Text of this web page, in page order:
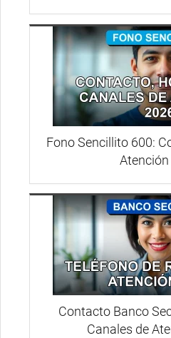
Fono Sencillito 600:
Contacto Banco
Canales de